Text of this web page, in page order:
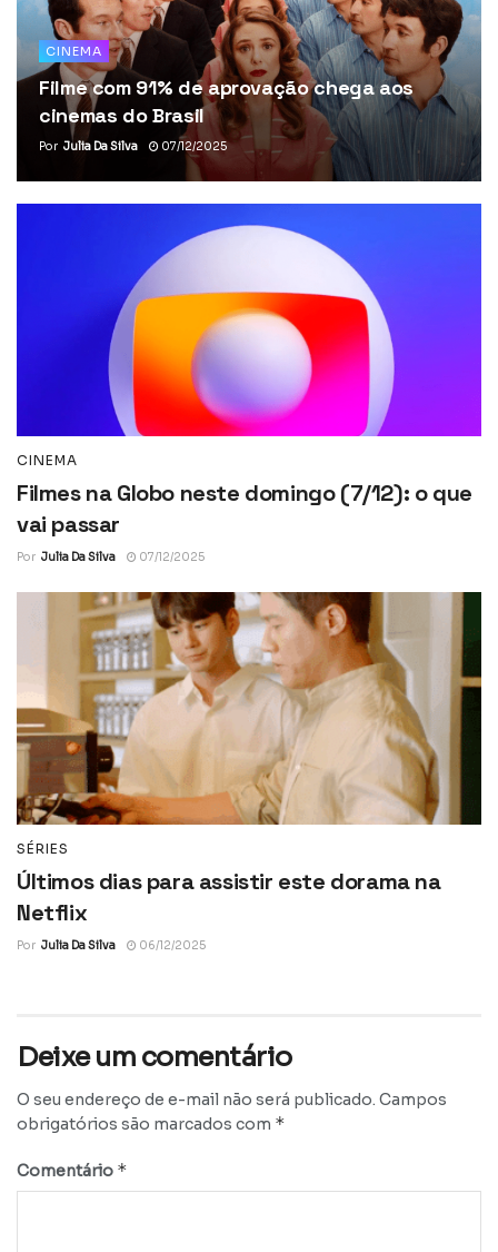
CINEMA
Filme com 91% de aprovação chega aos
cinemas do Brasil
Por Julia Da Silva 07/12/2025
CINEMA
Filmes na Globo neste domingo (7/12): o que
vai passar
Por Julia Da Silva 07/12/2025
SÉRIES
Últimos dias para assistir este dorama na
Netflix
Por Julia Da Silva 06/12/2025
Deixe um comentário
O seu endereço de e-mail não será publicado. Campos
obrigatórios são marcados com *
Comentário *